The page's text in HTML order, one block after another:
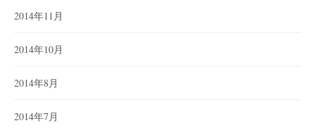
2014年11月
2014年10月
2014年8月
2014年7月